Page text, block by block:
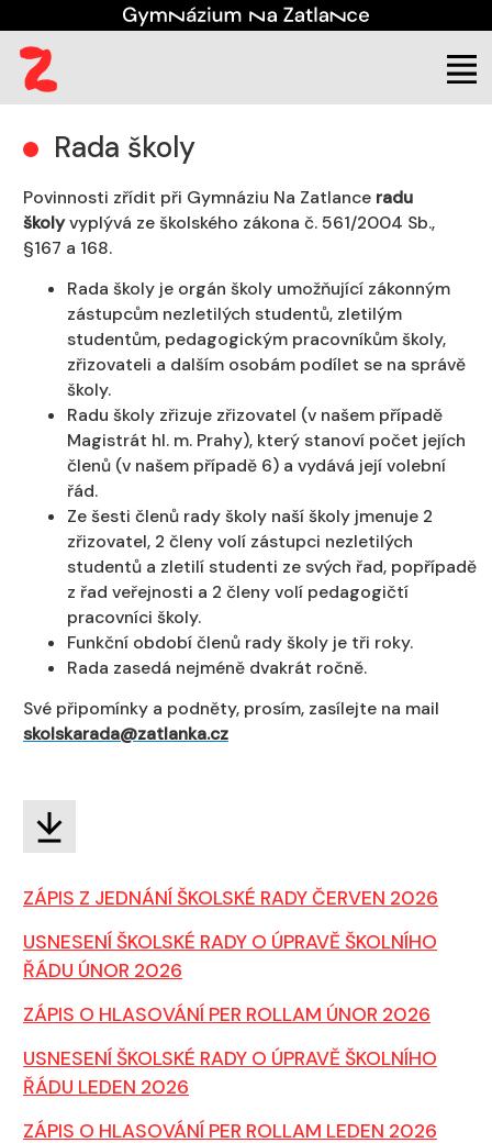
Rada školy(aktuální)
Rada školy
Povinnosti zřídit při Gymnáziu Na Zatlance radu
školyvyplývá ze školského zákona č. 561/2004 Sb.,
§167 a 168.
Rada školy je orgán školy umožňující zákonným
zástupcům nezletilých studentů, zletilým
studentům, pedagogickým pracovníkům školy,
zřizovateli a dalším osobám podílet se na správě
školy.
Radu školy zřizuje zřizovatel (v našem případě
Magistrát hl. m. Prahy), který stanoví počet jejích
členů (v našem případě 6) a vydává její volební
řád.
Ze šesti členů rady školy naší školy jmenuje 2
zřizovatel, 2 členy volí zástupci nezletilých
studentů a zletilí studenti ze svých řad, popřípadě
z řad veřejnosti a 2 členy volí pedagogičtí
pracovníci školy.
Funkční období členů rady školy je tři roky.
Rada zasedá nejméně dvakrát ročně.
Své připomínky a podněty, prosím, zasílejte na mail
skolskarada@zatlanka.cz
ZÁPIS Z JEDNÁNÍ ŠKOLSKÉ RADY ČERVEN 2026
USNESENÍ ŠKOLSKÉ RADY O ÚPRAVĚ ŠKOLNÍHO
ŘÁDU ÚNOR 2026
ZÁPIS O HLASOVÁNÍ PER ROLLAM ÚNOR 2026
USNESENÍ ŠKOLSKÉ RADY O ÚPRAVĚ ŠKOLNÍHO
ŘÁDU LEDEN 2026
ZÁPIS O HLASOVÁNÍ PER ROLLAM LEDEN 2026